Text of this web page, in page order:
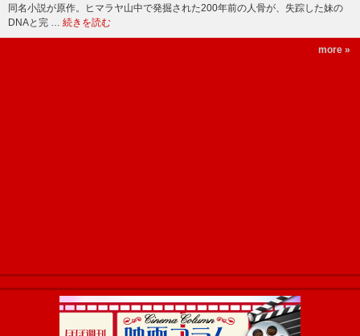
同名小説が原作。ヒマラヤ山中で発掘された200年前の人骨が、失踪した妹の
DNAと完 … 続きを読む
more »